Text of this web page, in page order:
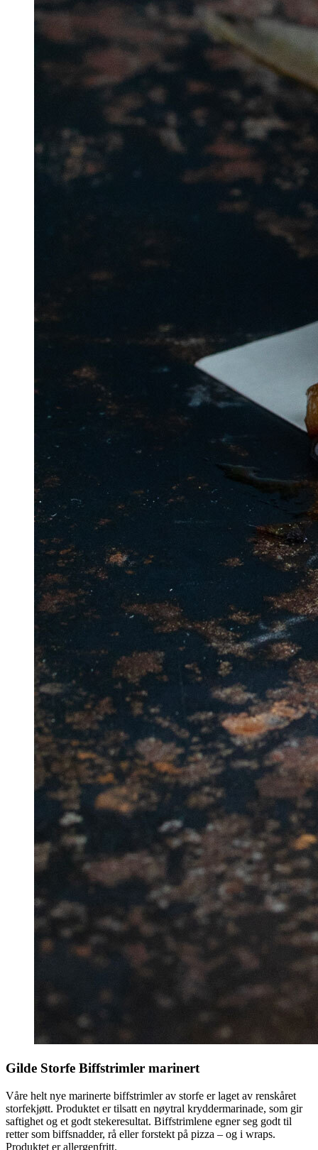
Gilde Storfe Biffstrimler marinert
Våre helt nye marinerte biffstrimler av storfe er laget av renskåret
storfekjøtt. Produktet er tilsatt en nøytral kryddermarinade, som gir
saftighet og et godt stekeresultat. Biffstrimlene egner seg godt til
retter som biffsnadder, rå eller forstekt på pizza – og i wraps.
Produktet er allergenfritt.